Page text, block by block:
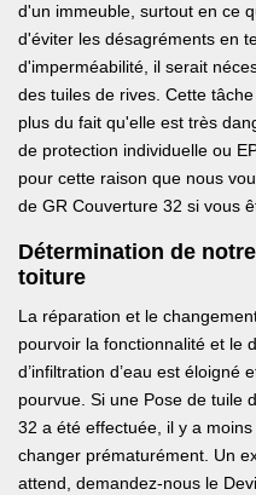
d'un immeuble, surtout en ce
d'éviter les désagréments en
d'imperméabilité, il serait
des tuiles de rives. Cette
plus du fait qu'elle est très
de protection individuelle ou
pour cette raison que nous
de GR Couverture 32 si vous
Détermination de
toiture
La réparation et le
pourvoir la fonctionnalité et le
d’infiltration d’eau est éloigné
pourvue. Si une Pose de tuile
32 a été effectuée, il y a
changer prématurément. Un
attend, demandez-nous le